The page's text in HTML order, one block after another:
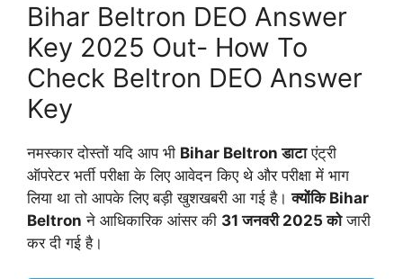
Bihar Beltron DEO Answer
Key 2025 Out- How To
Check Beltron DEO Answer
Key
नमस्कार दोस्तों यदि आप भी Bihar Beltron डाटाएंट्री
ऑपरेटर भर्ती परीक्षा के लिए आवेदन किए थे और परीक्षा में भाग
लिया था तो आपके लिए बड़ी खुशखबरी आ गई है।क्योंकि Bihar
Beltron ने आधिकारिक आंसर की 31 जनवरी 2025 कोजारी
कर दी गई है।